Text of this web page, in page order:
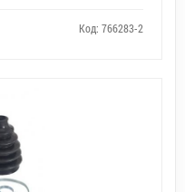
Код: 766283-2